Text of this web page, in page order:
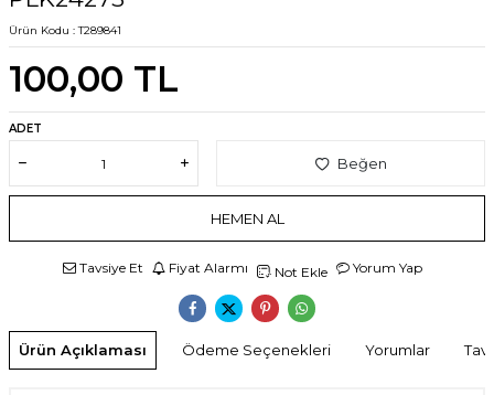
Ürün Kodu :T289841
100,00 TL
ADET
Beğen
HEMEN AL
Tavsiye Et Fiyat Alarmı Not Ekle Yorum Yap
Ürün Açıklaması Ödeme Seçenekleri Yorumlar